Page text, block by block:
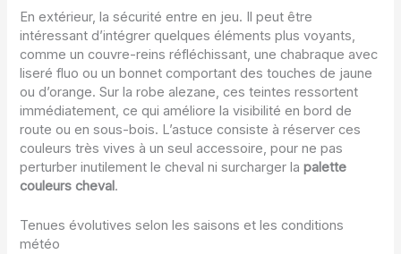
En extérieur, la sécurité entre en jeu. Il peut être
intéressant d’intégrer quelques éléments plus voyants,
comme un couvre-reins réfléchissant, une chabraque avec
liseré fluo ou un bonnet comportant des touches de jaune
ou d’orange. Sur la robe alezane, ces teintes ressortent
immédiatement, ce qui améliore la visibilité en bord de
route ou en sous-bois. L’astuce consiste à réserver ces
couleurs très vives à un seul accessoire, pour ne pas
perturber inutilement le cheval ni surcharger lapalette
couleurs cheval.
Tenues évolutives selon les saisons et les conditions
météo